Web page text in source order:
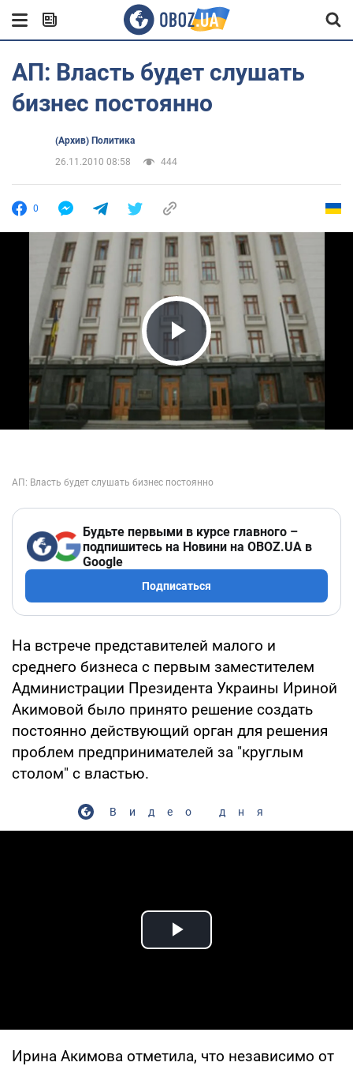
АП: Власть будет слушать
бизнес постоянно
(Архив) Политика
26.11.2010 08:58
444
0
Play Video
Будьте первыми в курсе главного –
подпишитесь на Новини на OBOZ.UA в
Google
Подписаться
На встрече представителей малого и
среднего бизнеса с первым заместителем
Администрации Президента Украины Ириной
Акимовой было принято решение создать
постоянно действующий орган для решения
проблем предпринимателей за "круглым
столом" с властью.
Видео дня
Play Video
Ирина Акимова отметила, что независимо от